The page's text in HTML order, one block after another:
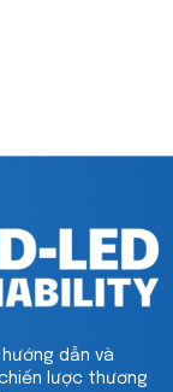
dẫn và
lược thương